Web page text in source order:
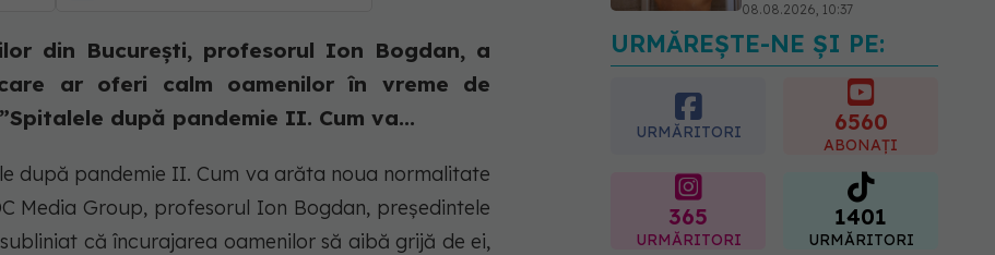
din București, profesorul Ion Bogdan, a
ar oferi calm oamenilor în vreme de
după pandemie II. Cum va...
după pandemie II. Cum va arăta noua normalitate
Media Group, profesorul Ion Bogdan, președintele
că încurajarea oamenilor să aibă grijă de ei,
08.08.2026, 10:37
Bacteria din intestin care a
crescut forța musculară cu
08.08.2026, 14:00
URMĂREȘTE-NE ȘI PE:
URMĂRITORI 6560
ABONAȚI
365
URMĂRITORI
1401
URMĂRITORI